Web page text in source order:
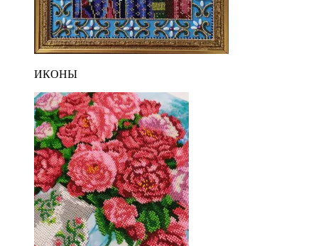
ИКОНЫ